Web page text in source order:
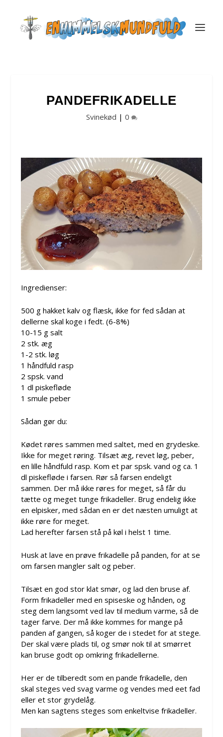
PANDEFRIKADELLE
Svinekød | 0
Ingredienser:
500 g hakket kalv og flæsk, ikke for fed sådan at
dellerne skal koge i fedt. (6-8%)
10-15 g salt
2 stk. æg
1-2 stk. løg
1 håndfuld rasp
2 spsk. vand
1 dl piskefløde
1 smule peber
Sådan gør du:
Kødet røres sammen med saltet, med en grydeske.
Ikke for meget røring. Tilsæt æg, revet løg, peber,
en lille håndfuld rasp. Kom et par spsk. vand og ca. 1
dl piskefløde i farsen. Rør så farsen endeligt
sammen. Der må ikke røres for meget, så får du
tætte og meget tunge frikadeller. Brug endelig ikke
en elpisker, med sådan en er det næsten umuligt at
ikke røre for meget.
Lad herefter farsen stå på køl i helst 1 time.
Husk at lave en prøve frikadelle på panden, for at se
om farsen mangler salt og peber.
Tilsæt en god stor klat smør, og lad den bruse af.
Form frikadeller med en spiseske og hånden, og
steg dem langsomt ved lav til medium varme, så de
tager farve. Der må ikke kommes for mange på
panden af gangen, så koger de i stedet for at stege.
Der skal være plads til, og smør nok til at smørret
kan bruse godt op omkring frikadellerne.
Her er de tilberedt som en pande frikadelle, den
skal steges ved svag varme og vendes med eet fad
eller et stor grydelåg.
Men kan sagtens steges som enkeltvise frikadeller.